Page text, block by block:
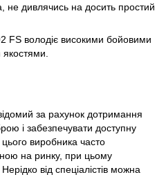
не дивлячись на досить простий
FS володіє високими бойовими
якостями.
за рахунок дотримання
і забезпечувати доступну
цього виробника часто
на ринку, при цьому
від спеціалістів можна